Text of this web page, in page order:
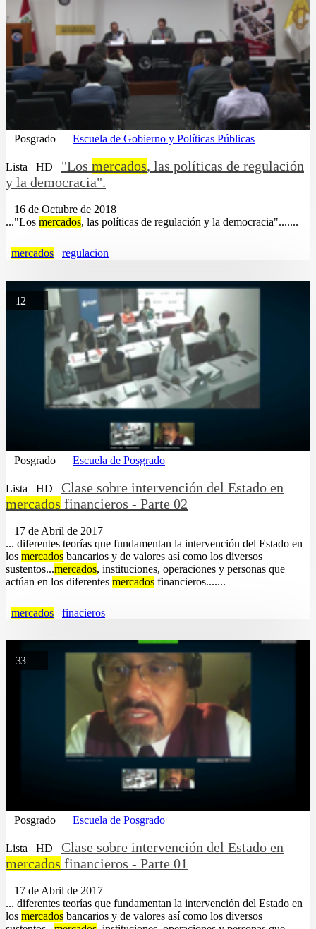
Posgrado Escuela de Gobierno y Políticas Públicas
Lista HD "Los mercados, las políticas de regulación
y la democracia".
16 de Octubre de 2018
..."Los mercados, las políticas de regulación y la democracia".......
mercados regulacion
12
Posgrado Escuela de Posgrado
Lista HD
Clase sobre intervención del Estado en
mercados financieros - Parte 02
17 de Abril de 2017
... diferentes teorías que fundamentan la intervención del Estado en
los mercados bancarios y de valores así como los diversos
sustentos...mercados, instituciones, operaciones y personas que
actúan en los diferentes mercados financieros.......
mercados finacieros
33
Posgrado Escuela de Posgrado
Lista HD
Clase sobre intervención del Estado en
mercados financieros - Parte 01
17 de Abril de 2017
... diferentes teorías que fundamentan la intervención del Estado en
los mercados bancarios y de valores así como los diversos